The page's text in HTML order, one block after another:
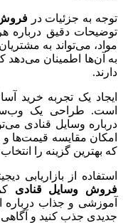
توجه به جزئیات در
توضیحات دقیق درباره
مواد، می‌تواند به
به آن‌ها اطمینان می‌دهد
دارند.
ایجاد یک تجربه خرید
است. طراحی یک
درباره وسایل قنادی
امکان مقایسه قیمت‌ها
که بهترین گزینه را
استفاده از بازاریابی
فروش وسایل قنادی
آموزشی و جذاب درباره
جدیدی جذب کنید و آگاهی